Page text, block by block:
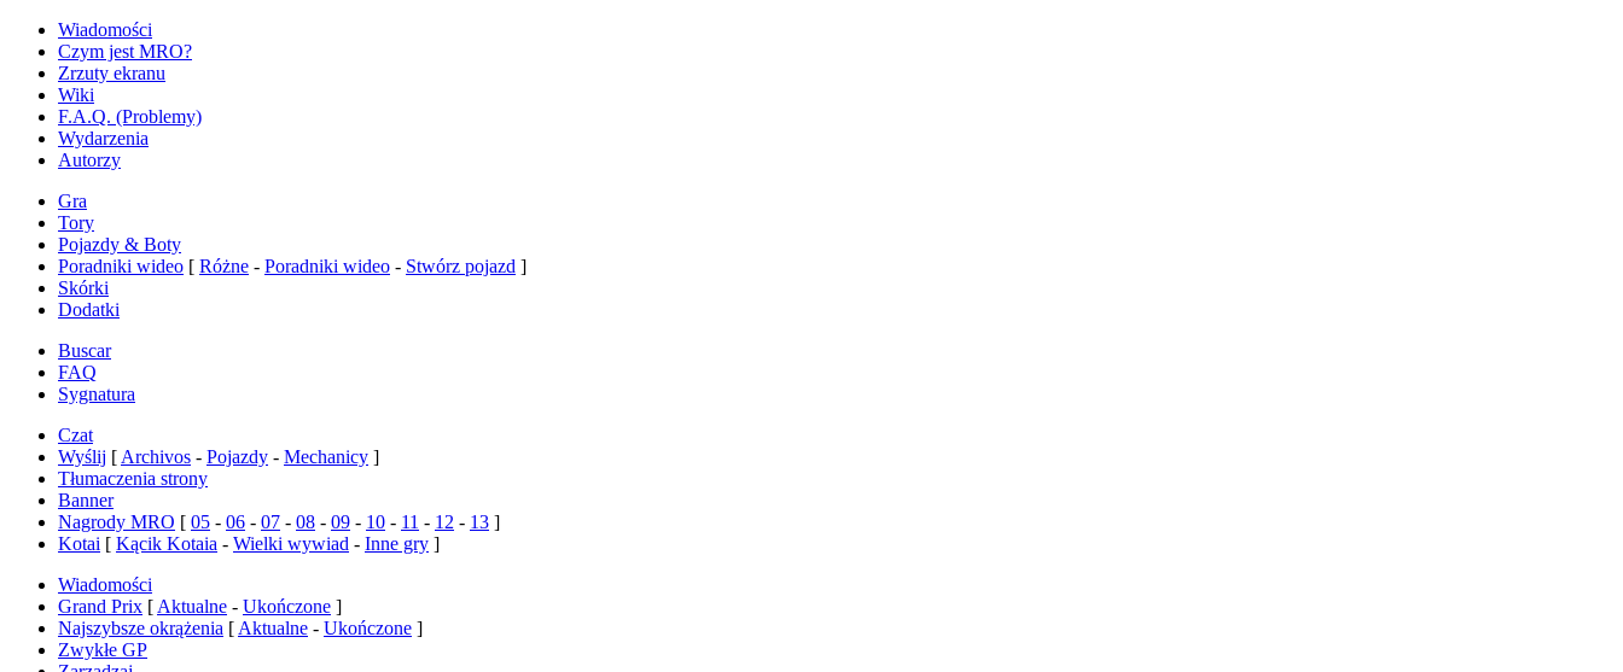
Wiadomości
Czym jest MRO?
Zrzuty ekranu
Wiki
F.A.Q. (Problemy)
Wydarzenia
Autorzy
Gra
Tory
Pojazdy & Boty
Poradniki wideo [ Różne - Poradniki wideo - Stwórz pojazd ]
Skórki
Dodatki
Buscar
FAQ
Sygnatura
Czat
Wyślij [ Archivos - Pojazdy - Mechanicy ]
Tłumaczenia strony
Banner
Nagrody MRO [ 05 - 06 - 07 - 08 - 09 - 10 - 11 - 12 - 13 ]
Kotai [ Kącik Kotaia - Wielki wywiad - Inne gry ]
Wiadomości
Grand Prix [ Aktualne - Ukończone ]
Najszybsze okrążenia [ Aktualne - Ukończone ]
Zwykłe GP